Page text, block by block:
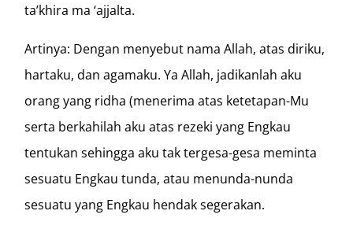
ta’khira ma ‘ajjalta.
Artinya: Dengan menyebut nama Allah, atas diriku,
hartaku, dan agamaku. Ya Allah, jadikanlah aku
orang yang ridha (menerima atas ketetapan-Mu
serta berkahilah aku atas rezeki yang Engkau
tentukan sehingga aku tak tergesa-gesa meminta
sesuatu Engkau tunda, atau menunda-nunda
sesuatu yang Engkau hendak segerakan.